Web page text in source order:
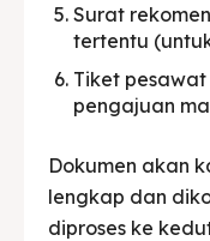
Surat
tertentu
Tiket
pengajuan
Dokumen akan
lengkap dan
diproses ke